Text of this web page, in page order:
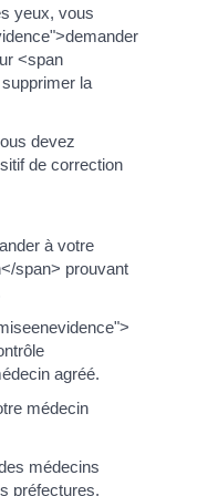
yeux, vous
<span
la
devez
de correction
à votre
span> prouvant
agréé.
médecin
médecins
préfectures.